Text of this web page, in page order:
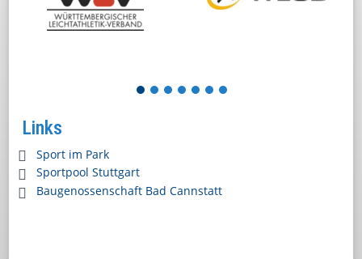
1 2 3 4 5 6 7
Links
Sport im Park
Sportpool Stuttgart
Baugenossenschaft Bad Cannstatt